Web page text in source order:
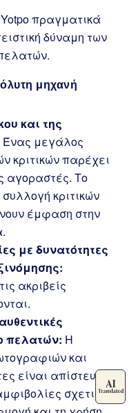
πραγματικά
δύναμη των
μηχανή
και της
Ένας μεγάλος
κριτικών παρέχει
αγοραστές. Το
κριτικών
έμφαση στην
με δυνατότητες
ακριβείς
πελατών: Η
και
είναι απίστευτα
σχετικά